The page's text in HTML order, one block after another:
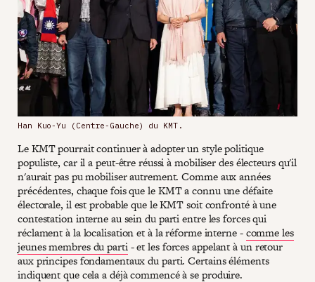
Han Kuo-Yu (Centre-Gauche) du KMT.
Le KMT pourrait continuer à adopter un style politique
populiste, car il a peut-être réussi à mobiliser des électeurs qu'il
n'aurait pas pu mobiliser autrement. Comme aux années
précédentes, chaque fois que le KMT a connu une défaite
électorale, il est probable que le KMT soit confronté à une
contestation interne au sein du parti entre les forces qui
réclament à la localisation et à la réforme interne -comme les
jeunes membres du parti- et les forces appelant à un retour
aux principes fondamentaux du parti. Certains éléments
indiquent que cela a déjà commencé à se produire.